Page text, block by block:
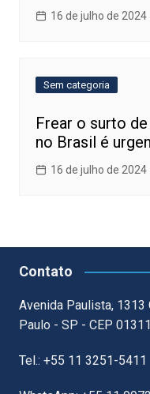
16 de julho de 2024
Sem categoria
Frear o surto
no Brasil é
16 de julho de 2024
Contato
Avenida Paulista, 1313
Paulo - SP - CEP
Tel.: +55 11 3251-5411